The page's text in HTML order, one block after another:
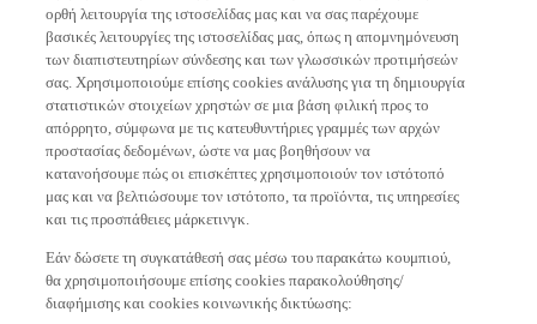
ορθή λειτουργία της ιστοσελίδας μας και να σας παρέχουμε
βασικές λειτουργίες της ιστοσελίδας μας, όπως η απομνημόνευση
των διαπιστευτηρίων σύνδεσης και των γλωσσικών προτιμήσεών
σας. Χρησιμοποιούμε επίσης cookies ανάλυσης για τη δημιουργία
στατιστικών στοιχείων χρηστών σε μια βάση φιλική προς το
απόρρητο, σύμφωνα με τις κατευθυντήριες γραμμές των αρχών
προστασίας δεδομένων, ώστε να μας βοηθήσουν να
κατανοήσουμε πώς οι επισκέπτες χρησιμοποιούν τον ιστότοπό
μας και να βελτιώσουμε τον ιστότοπο, τα προϊόντα, τις υπηρεσίες
και τις προσπάθειες μάρκετινγκ.
Εάν δώσετε τη συγκατάθεσή σας μέσω του παρακάτω κουμπιού,
θα χρησιμοποιήσουμε επίσης cookies παρακολούθησης/
διαφήμισης και cookies κοινωνικής δικτύωσης: